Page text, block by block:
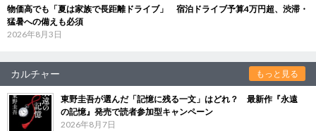
物価高でも「夏は家族で長距離ドライブ」 宿泊ドライブ予算4万円超、渋滞・
猛暑への備えも必須
2026年8月3日
カルチャー もっと見る
東野圭吾が選んだ「記憶に残る一文」はどれ？ 最新作『永遠
の記憶』発売で読者参加型キャンペーン
2026年8月7日